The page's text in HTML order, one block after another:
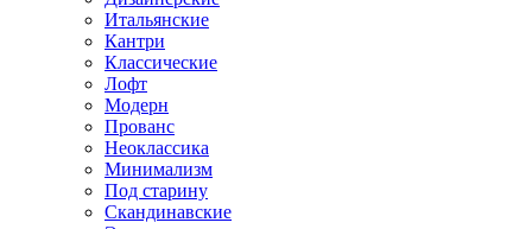
Итальянские
Кантри
Классические
Лофт
Модерн
Прованс
Неоклассика
Минимализм
Под старину
Скандинавские